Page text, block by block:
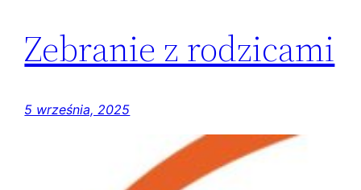
Zebranie z rodzicami
5 września, 2025